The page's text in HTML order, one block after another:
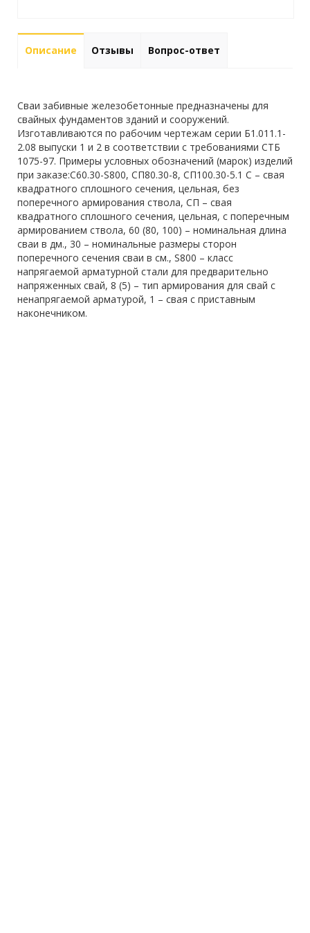
Описание Отзывы Вопрос-ответ
Сваи забивные железобетонные предназначены для
свайных фундаментов зданий и сооружений.
Изготавливаются по рабочим чертежам серии Б1.011.1-
2.08 выпуски 1 и 2 в соответствии с требованиями СТБ
1075-97. Примеры условных обозначений (марок) изделий
при заказе:С60.30-S800, СП80.30-8, СП100.30-5.1 С – свая
квадратного сплошного сечения, цельная, без
поперечного армирования ствола, СП – свая
квадратного сплошного сечения, цельная, с поперечным
армированием ствола, 60 (80, 100) – номинальная длина
сваи в дм., 30 – номинальные размеры сторон
поперечного сечения сваи в см., S800 – класс
напрягаемой арматурной стали для предварительно
напряженных свай, 8 (5) – тип армирования для свай с
ненапрягаемой арматурой, 1 – свая с приставным
наконечником.